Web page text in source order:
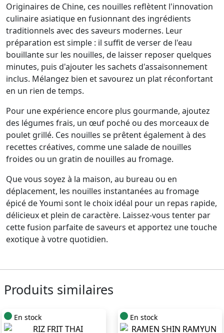
Originaires de Chine, ces nouilles reflètent l'innovation
culinaire asiatique en fusionnant des ingrédients
traditionnels avec des saveurs modernes. Leur
préparation est simple : il suffit de verser de l'eau
bouillante sur les nouilles, de laisser reposer quelques
minutes, puis d'ajouter les sachets d'assaisonnement
inclus. Mélangez bien et savourez un plat réconfortant
en un rien de temps.
Pour une expérience encore plus gourmande, ajoutez
des légumes frais, un œuf poché ou des morceaux de
poulet grillé. Ces nouilles se prêtent également à des
recettes créatives, comme une salade de nouilles
froides ou un gratin de nouilles au fromage.
Que vous soyez à la maison, au bureau ou en
déplacement, les nouilles instantanées au fromage
épicé de Youmi sont le choix idéal pour un repas rapide,
délicieux et plein de caractère. Laissez-vous tenter par
cette fusion parfaite de saveurs et apportez une touche
exotique à votre quotidien.
Produits similaires
En stock En stock